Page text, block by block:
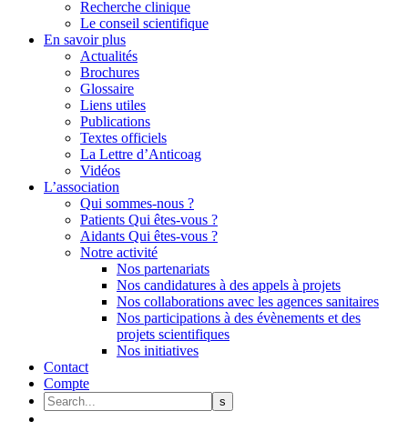
Recherche clinique
Le conseil scientifique
En savoir plus
Actualités
Brochures
Glossaire
Liens utiles
Publications
Textes officiels
La Lettre d’Anticoag
Vidéos
L’association
Qui sommes-nous ?
Patients Qui êtes-vous ?
Aidants Qui êtes-vous ?
Notre activité
Nos partenariats
Nos candidatures à des appels à projets
Nos collaborations avec les agences sanitaires
Nos participations à des évènements et des
projets scientifiques
Nos initiatives
Contact
Compte